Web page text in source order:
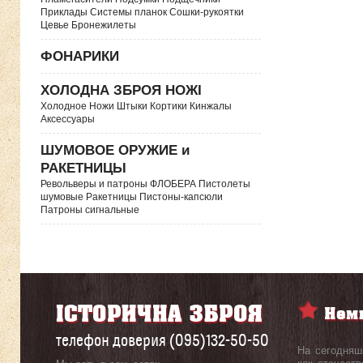
Приклады Системы планок Сошки-рукоятки
Цевье Бронежилеты
ФОНАРИКИ
ХОЛОДНА ЗБРОЯ НОЖІ
Холодное Ножи Штыки Кортики Кинжалы
Аксессуары
ШУМОВОЕ ОРУЖИЕ и
РАКЕТНИЦЫ
Револьверы и патроны ФЛОБЕРА Пистолеты
шумовые Ракетницы Пистоны-капсюли
Патроны сигнальные
телефон доверия (095)132-50-50
На